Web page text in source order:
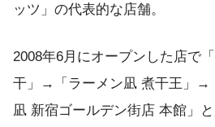
ッツ」の代表的な店舗。
2008年6月にオープンした店で
干」→「ラーメン凪 煮干王」→
凪 新宿ゴールデン街店 本館」と